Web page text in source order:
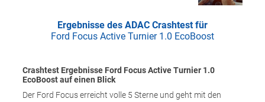
Ergebnisse des ADAC Crashtest für
Ford Focus Active Turnier 1.0 EcoBoost
Crashtest Ergebnisse Ford Focus Active Turnier 1.0
EcoBoost auf einen Blick
Der Ford Focus erreicht volle 5 Sterne und geht mit den